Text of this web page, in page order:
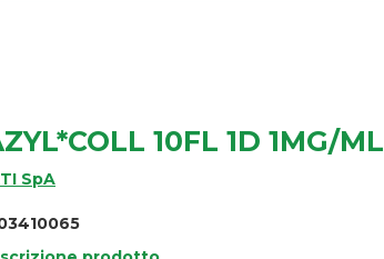
10FL 1D 1MG/ML
SpA